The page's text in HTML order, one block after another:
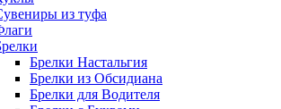
из туфа
Брелки Настальгия
Брелки из Обсидиана
Брелки для Водителя